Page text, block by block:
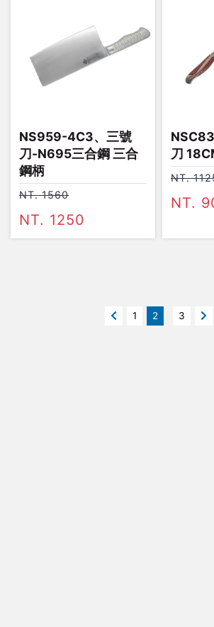
NS959-4C3、三號
刀-N695三合鋼 三合
鋼柄
NT. 1560
NT. 1250
刀
NT.
NT.
1 2 3